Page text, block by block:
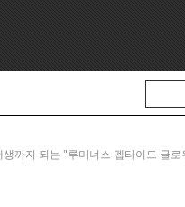
까지 되는 "루미너스 펩타이드 글로